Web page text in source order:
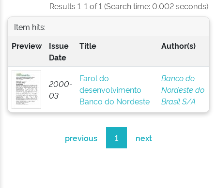
Results 1-1 of 1 (Search time: 0.002 seconds).
Item hits:
Preview
Issue
Date
Title Author(s)
2000-
03
Farol do
desenvolvimento
Banco do Nordeste
Banco do
Nordeste do
Brasil S/A
previous 1 next